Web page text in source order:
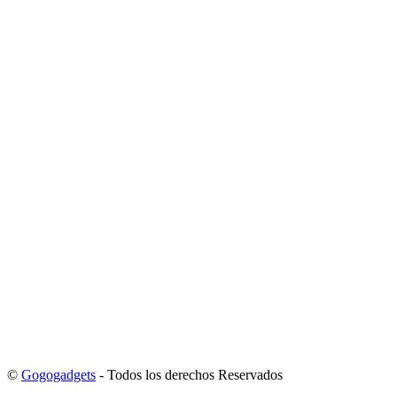
© Gogogadgets - Todos los derechos Reservados